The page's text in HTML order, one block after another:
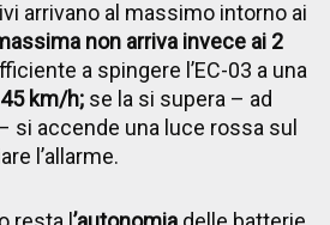
arrivano al massimo intorno ai
non arriva invece ai 2
a spingere l’EC-03 a una
km/h; se la si supera – ad
si accende una luce rossa sul
l’allarme.